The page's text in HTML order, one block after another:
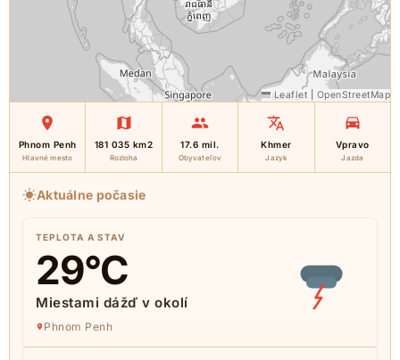
Leaflet OpenStreetMap
Phnom Penh
Hlavné mesto
181 035 km2
Rozloha
17.6 mil.
Obyvateľov
Khmer
Jazyk
Vpravo
Jazda
Aktuálne počasie
TEPLOTA A STAV
29°C
Miestami dážď v okolí
Phnom Penh